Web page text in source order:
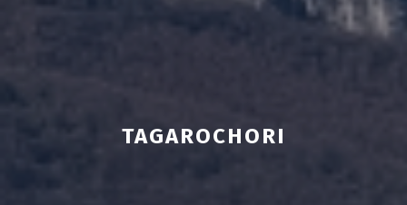
TAGAROCHORI